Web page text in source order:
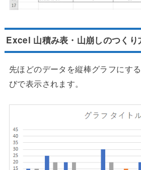
Excel 山積み表・山崩しのつくり
先ほどのデータを縦棒グラフにす
びで表示されます。